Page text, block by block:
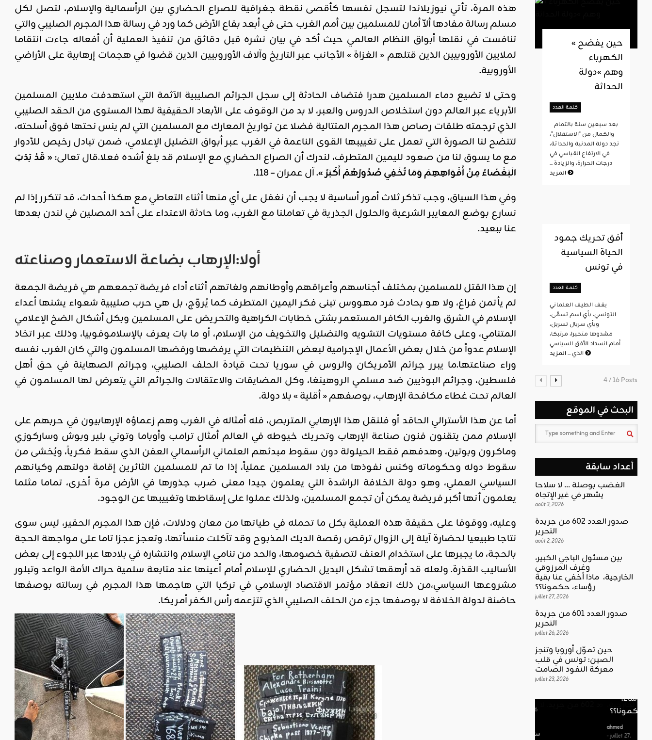
هذه المرة، تأتي نيوزيلاندا لتسجل نفسها كأقصى نقطة جغرافية للصراع الحضاري بين الرأسمالية والإسلام، لتصل لكل
مسلم رسالة مفادها ألاّ أمان للمسلمين بين أمم الغرب حتى في أبعد بقاع الأرض كما ورد في رسالة هذا المجرم الصليبي والتي
تنافست في نقلها أبواق النظام العالمي حيث أكد في بيان نشره قبل دقائق من تنفيذ العملية أن أفعاله جاءت انتقاما
لملايين الأوروبيين الذين قتلهم « الغزاة » الأجانب عبر التاريخ وآلاف الأوروبيين الذين قضوا في هجمات إرهابية على الأراضي
الأوروبية.
وحتى لا تضيع دماء المسلمين هدرا فتضاف الحادثة إلى سجل الجرائم الصليبية الآثمة التي استهدفت ملايين المسلمين
الأبرياء عبر العالم دون استخلاص الدروس والعبر، لا بد من الوقوف على الأبعاد الحقيقية لهذا المستوى من الحقد الصليبي
الذي ترجمته طلقات رصاص هذا المجرم المتتالية فضلا عن تواريخ المعارك مع المسلمين التي لم ينس نحتها فوق أسلحته،
لتتضح لنا الصورة التي تعمل على تغييبها القوى الناعمة في الغرب عبر أبواق التضليل الإعلامي، ضمن تبادل رخيص للأدوار
مع ما يسوق لنا من صعود لليمين المتطرف، لندرك أن الصراع الحضاري مع الإسلام قد بلغ أشده فعلا.قال تعالى:« قَدْ بَدَتِ
الْبَغْضَاءُ مِنْ أَفْوَاهِهِمْ وَمَا تُخْفِي صُدُورُهُمْ أَكْبَرُ ». آل عمران – 118.
وفي هذا السياق، وجب تذكر ثلاث أمور أساسية لا يجب أن نغفل على أي منها أثناء التعاطي مع هكذا أحداث، قد تتكرر إذا لم
نسارع بوضع المعايير الشرعية والحلول الجذرية في تعاملنا مع الغرب، وما حادثة الاعتداء على أحد المصلين في لندن بعدها
عنا ببعيد.
أولا:الإرهاب بضاعة الاستعمار وصناعته
إن هذا القتل للمسلمين بمختلف أجناسهم وأعراقهم وأوطانهم ولغاتهم أثناء أداء فريضة تجمعهم هي فريضة الجمعة
لم يأتمن فراغ، ولا هو بحادث فرد مهووس تبنى فكر اليمين المتطرف كما يُروّج، بل هي حرب صليبية شعواء يشنها أعداء
الإسلام في الشرق والغرب الكافر المستعمر بشتى خطابات الكراهية والتحريض على المسلمين وبكل أشكال الضخ الإعلامي
المتنامي، وعلى كافة مستويات التشويه والتضليل والتخويف من الإسلام، أو ما بات يعرف بالإسلاموفوبيا، وذلك عبر اتخاذ
الإسلام عدواً من خلال بعض الأعمال الإجرامية لبعض التنظيمات التي يرفضها ورفضها المسلمون والتي كان الغرب نفسه
وراء صناعتها.ما يبرر جرائم الأمريكان والروس في سوريا تحت قيادة الحلف الصليبي، وجرائم الصهاينة في حق أهل
فلسطين، وجرائم البوذيين ضد مسلمي الروهينغا، وكل المضايقات والاعتقالات والجرائم التي يتعرض لها المسلمون في
العالم تحت غطاء مكافحة الإرهاب، بوصفهم « أقلية » بلا دولة.
أما عن هذا الأسترالي الحاقد أو فلنقل هذا الإرهابي المتربص، فله أمثاله في الغرب وهم زعماؤه الإرهابيون في حربهم على
الإسلام ممن يتقنون فنون صناعة الإرهاب وتحريك خيوطه في العالم أمثال ترامب وأوباما وتوني بلير وبوش وساركوزي
وماكرون وبوتين، وهدفهم فقط الحيلولة دون سقوط مبدئهم العلماني الرأسمالي العفن الذي سقط فكرياً، ويُخشى من
سقوط دوله وحكوماته وكنس نفوذها من بلاد المسلمين عملياً، إذا ما تم للمسلمين الثائرين إقامة دولتهم وكيانهم
السياسي العملي، وهو دولة الخلافة الراشدة التي يعلمون جيدا معنى ضرب جذورها في الأرض مرة أخرى، تماما مثلما
يعلمون أنها أكبر فريضة يمكن أن تجمع المسلمين، ولذلك عملوا على إسقاطها وتغييبها عن الوجود.
وعليه، ووقوفا على حقيقة هذه العملية بكل ما تحمله في طياتها من معان ودلالات، فإن هذا المجرم الحقير، ليس سوى
نتاجا طبيعيا لحضارة آيلة إلى الزوال ترقص رقصة الديك المذبوح وقد تآكلت منسأتها، وتعجز عجزا تاما على مواجهة الحجة
بالحجة، ما يجبرها على استخدام العنف لتصفية خصومها، والحد من تنامي الإسلام وانتشاره في بلادها عبر اللجوء إلى بعض
الأساليب القذرة. ولعله قد أرهقها تشكل البديل الحضاري للإسلام أمام أعينها عند متابعة سلمية حراك الأمة الواعد وتبلور
مشروعها السياسي،من ذلك انعقاد مؤتمر الاقتصاد الإسلامي في تركيا التي هاجمها هذا المجرم في رسالته بوصفها
حاضنة لدولة الخلافة لا بوصفها جزء من الحلف الصليبي الذي تتزعمه رأس الكفر أمريكا.
« حين يفضح
الكهرباء
وهم »دولة
الحداثة
كلمة العدد
والكمال من "الاستقلال"،
تجد دولة المدنية والحداثة،
في الارتفاع القياسي في
درجات الحرارة، والزيادة ...
المزيد
أفق تحريك جمود
الحياة السياسية
في تونس
كلمة العدد
يقف الطيف العلماني
التونسي، بأي اسم تسمّى،
وبأي سربال تسربل،
مشدوها متحيرا، مرتبكا،
أمام انسداد الأفق السياسي
الذي ...المزيد
4 / 16 Posts
البحث في الموقع
أعداد سابقة
الغضب بوصلة … لا سلاحا
يشهر في غير الإتجاه
août 3, 2026
صدور العدد 602 من جريدة
التحرير
août 2, 2026
بين مسئول الباجي الكبير،
وغرف المرزوقي
الخارجية، ماذا أخفى عنا بقية
رؤساء، حكمونا؟؟
juillet 27, 2026
صدور العدد 601 من جريدة
التحرير
juillet 26, 2026
حين تموّل أوروبا وتنجز
الصين: تونس في قلب
معركة النفوذ الصامت
juillet 23, 2026
حين تموّل
أوروبا
بين
الباجي
المرزوقي
الخارجية،
ماذا أخفى
رؤساء،
حكمونا؟؟
ahmed
- juillet 27,